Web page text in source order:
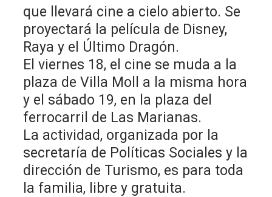
que llevará cine a cielo abierto. Se
proyectará la película de Disney,
Raya y el Último Dragón.
El viernes 18, el cine se muda a la
plaza de Villa Moll a la misma hora
y el sábado 19, en la plaza del
ferrocarril de Las Marianas.
La actividad, organizada por la
secretaría de Políticas Sociales y la
dirección de Turismo, es para toda
la familia, libre y gratuita.